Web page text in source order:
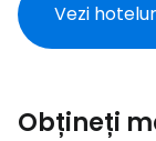
Vezi
Obțineți